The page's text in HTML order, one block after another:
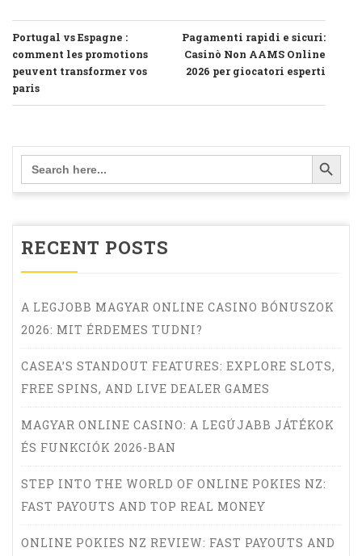
POST
NAVIGATION
Portugal vs Espagne :
comment les promotions
peuvent transformer vos
paris
Pagamenti rapidi e sicuri:
Casinò Non AAMS Online
2026 per giocatori esperti
Search
for:
SEARCH
RECENT POSTS
A LEGJOBB MAGYAR ONLINE CASINO BÓNUSZOK
2026: MIT ÉRDEMES TUDNI?
CASEA’S STANDOUT FEATURES: EXPLORE SLOTS,
FREE SPINS, AND LIVE DEALER GAMES
MAGYAR ONLINE CASINO: A LEGÚJABB JÁTÉKOK
ÉS FUNKCIÓK 2026-BAN
STEP INTO THE WORLD OF ONLINE POKIES NZ:
FAST PAYOUTS AND TOP REAL MONEY
ONLINE POKIES NZ REVIEW: FAST PAYOUTS AND